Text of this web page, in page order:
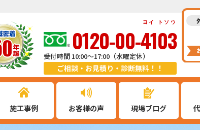
0120-00-4103
ヨイ トソウ
受付時間 10:00～17:00（水曜定休）
ご相談・お見積り・診断無料！！
施工事例 お客様の声 現場ブログ